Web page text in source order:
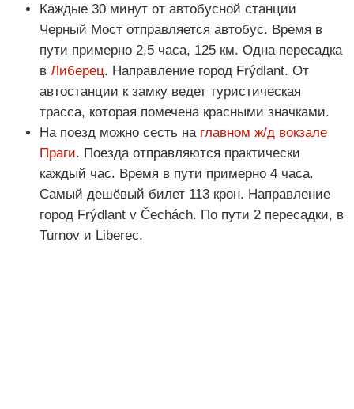
Каждые 30 минут от автобусной станции
Черный Мост отправляется автобус. Время в
пути примерно 2,5 часа, 125 км. Одна пересадка
в Либерец. Направление город Frýdlant. От
автостанции к замку ведет туристическая
трасса, которая помечена красными значками.
На поезд можно сесть на главном ж/д вокзале
Праги. Поезда отправляются практически
каждый час. Время в пути примерно 4 часа.
Самый дешёвый билет 113 крон. Направление
город Frýdlant v Čechách. По пути 2 пересадки, в
Turnov и Liberec.